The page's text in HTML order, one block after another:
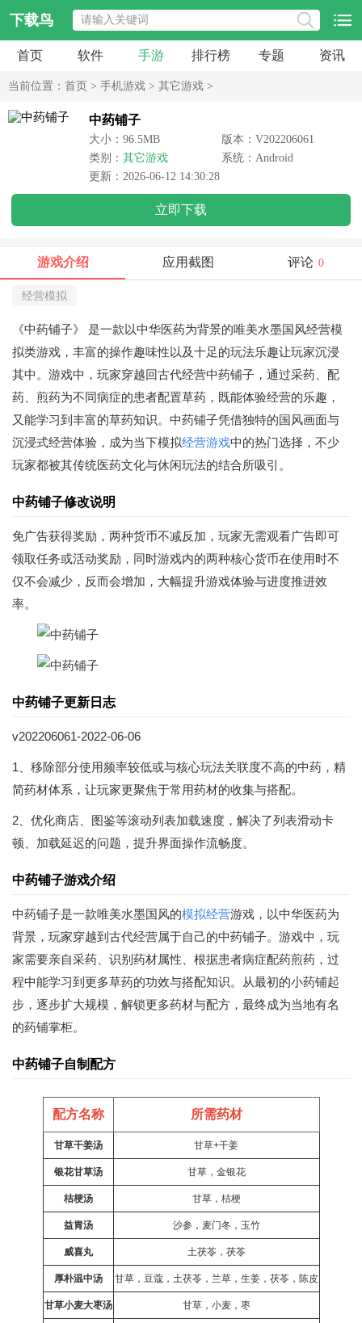
下载鸟
首页 软件 手游 排行榜 专题 资讯
当前位置： 首页 > 手机游戏 > 其它游戏 >
中药铺子
大小：96.5MB
版本：V202206061
类别： 其它游戏
系统：Android
更新：2026-06-12 14:30:28
立即下载
游戏介绍 应用截图 评论 0
经营模拟
《中药铺子》 是一款以中华医药为背景的唯美水墨国风经营模
拟类游戏，丰富的操作趣味性以及十足的玩法乐趣让玩家沉浸
其中。游戏中，玩家穿越回古代经营中药铺子，通过采药、配
药、煎药为不同病症的患者配置草药，既能体验经营的乐趣，
又能学习到丰富的草药知识。中药铺子凭借独特的国风画面与
沉浸式经营体验，成为当下模拟经营游戏中的热门选择，不少
玩家都被其传统医药文化与休闲玩法的结合所吸引。
中药铺子修改说明
免广告获得奖励，两种货币不减反加，玩家无需观看广告即可
领取任务或活动奖励，同时游戏内的两种核心货币在使用时不
仅不会减少，反而会增加，大幅提升游戏体验与进度推进效
率。
中药铺子更新日志
v202206061-2022-06-06
1、移除部分使用频率较低或与核心玩法关联度不高的中药，精
简药材体系，让玩家更聚焦于常用药材的收集与搭配。
2、优化商店、图鉴等滚动列表加载速度，解决了列表滑动卡
顿、加载延迟的问题，提升界面操作流畅度。
中药铺子游戏介绍
中药铺子是一款唯美水墨国风的模拟经营游戏，以中华医药为
背景，玩家穿越到古代经营属于自己的中药铺子。游戏中，玩
家需要亲自采药、识别药材属性、根据患者病症配药煎药，过
程中能学习到更多草药的功效与搭配知识。从最初的小药铺起
步，逐步扩大规模，解锁更多药材与配方，最终成为当地有名
的药铺掌柜。
中药铺子自制配方
配方名称 所需药材
甘草干姜汤 甘草+干姜
银花甘草汤 甘草，金银花
桔梗汤 甘草，桔梗
益胃汤 沙参，麦门冬，玉竹
威喜丸 土茯苓，茯苓
厚朴温中汤 甘草，豆蔻，土茯苓，兰草，生姜，茯苓，陈皮
甘草小麦大枣汤 甘草，小麦，枣